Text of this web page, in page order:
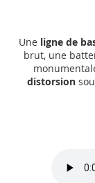
Une ligne de
brut, une
distorsion